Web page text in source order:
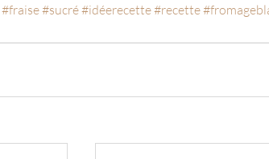
#fraise#sucré#idéerecette#recette